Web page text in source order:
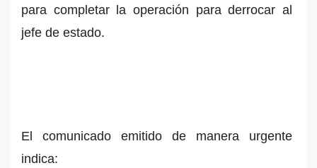
para completar la operación para derrocar al
jefe de estado.
El comunicado emitido de manera urgente
indica: